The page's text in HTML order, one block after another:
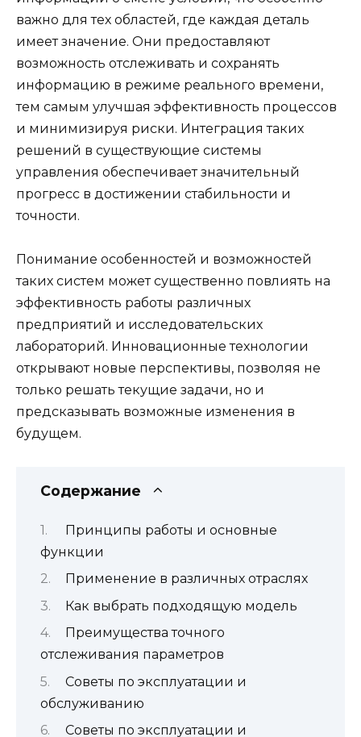
важно для тех областей, где каждая деталь
имеет значение. Они предоставляют
возможность отслеживать и сохранять
информацию в режиме реального времени,
тем самым улучшая эффективность процессов
и минимизируя риски. Интеграция таких
решений в существующие системы
управления обеспечивает значительный
прогресс в достижении стабильности и
точности.
Понимание особенностей и возможностей
таких систем может существенно повлиять на
эффективность работы различных
предприятий и исследовательских
лабораторий. Инновационные технологии
открывают новые перспективы, позволяя не
только решать текущие задачи, но и
предсказывать возможные изменения в
будущем.
Содержание
Принципы работы и основные
функции
Применение в различных отраслях
Как выбрать подходящую модель
Преимущества точного
отслеживания параметров
Советы по эксплуатации и
обслуживанию
Советы по эксплуатации и